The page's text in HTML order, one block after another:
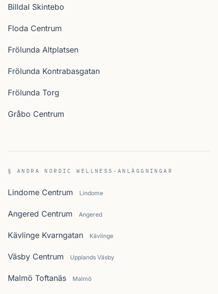
Billdal Skintebo
Floda Centrum
Frölunda Altplatsen
Frölunda Kontrabasgatan
Frölunda Torg
Gråbo Centrum
§ ANDRA NORDIC WELLNESS-ANLÄGGNINGAR
Lindome Centrum Lindome
Angered Centrum Angered
Kävlinge Kvarngatan Kävlinge
Väsby Centrum Upplands Väsby
Malmö Toftanäs Malmö